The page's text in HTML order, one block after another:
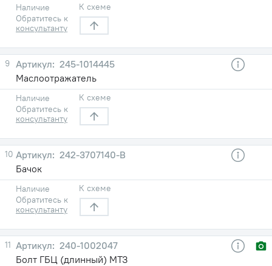
Наличие
Обратитесь к
консультанту
К схеме
9
245-1014445
Маслоотражатель
Наличие
Обратитесь к
консультанту
К схеме
10
242-3707140-В
Бачок
Наличие
Обратитесь к
консультанту
К схеме
11
240-1002047
Болт ГБЦ (длинный) МТЗ